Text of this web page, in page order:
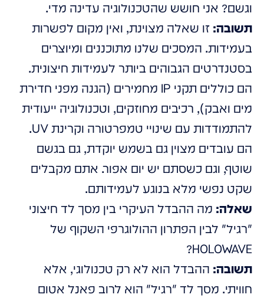
וגשם? אני חושש שהטכנולוגיה עדינה מדי.
תשובה: זו שאלה מצוינת, ואין מקום לפשרות
בעמידות. המסכים שלנו מתוכננים ומיוצרים
בסטנדרטים הגבוהים ביותר לעמידות חיצונית.
הם כוללים תקני IP מחמירים (הגנה מפני חדירת
מים ואבק), רכיבים מחוזקים, וטכנולוגיה ייעודית
להתמודדות עם שינויי טמפרטורה וקרינת UV.
הם עובדים מצוין גם בשמש יוקדת, גם בגשם
שוטף, וגם כשסתם יש יום אפור. אתם מקבלים
שקט נפשי מלא בנוגע לעמידותם.
שאלה: מה ההבדל העיקרי בין מסך לד חיצוני
"רגיל" לבין הפתרון ההולוגרפי השקוף של
HOLOWAVE?
תשובה: ההבדל הוא לא רק טכנולוגי, אלא
חוויתי. מסך לד "רגיל" הוא לרוב פאנל אטום